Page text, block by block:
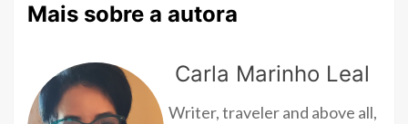
Mais sobre a autora
Carla Marinho Leal
Writer, traveler and above all,